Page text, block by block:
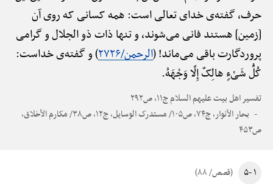
حرف، گفته‌ی خدای تعالی است: همه کسانی که روی آن
[زمین] هستند فانی می‌شوند، و تنها ذات ذو الجلال و گرامی
پروردگارت باقی می‌ماند! (الرحمن/۲۷۲۶
) و گفته‌ی خداست:
کُلُّ شَیْءٍ هالِکٌ إِلَّا وَجْهَهُ.
تفسیر اهل بیت علیهم السلام ج۱۱، ص۲۹۲
بحار الأنوار، ج۷۴، ص۱۰۵/ مستدرک الوسایل، ج۱۲، ص۳۸/ مکارم الأخلاق،
ص۴۵۳
۱ -۵ (قصص/ ۸۸)